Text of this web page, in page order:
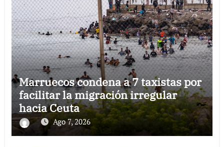
Marruecos condena a 7 taxistas por
facilitar la migración irregular
hacia Ceuta
Ago 7, 2026